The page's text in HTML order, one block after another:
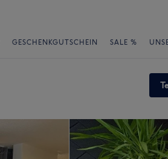
GESCHENKGUTSCHEIN SALE %